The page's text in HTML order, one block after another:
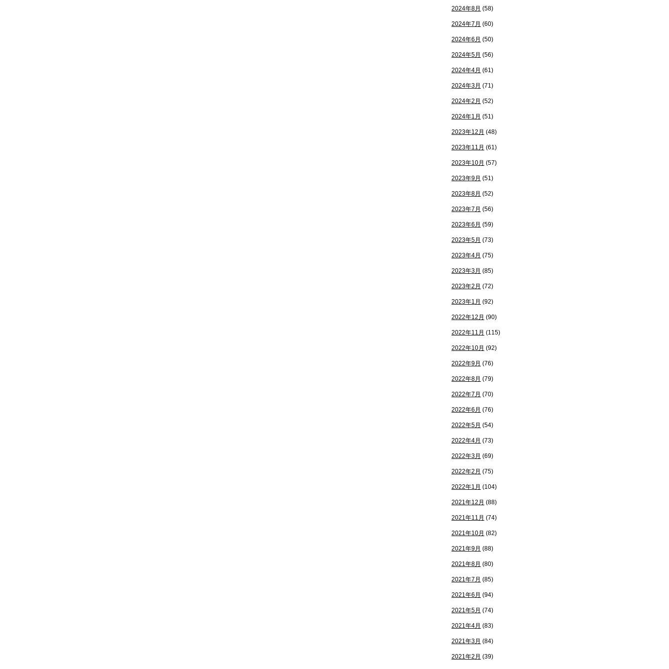
2024年8月 (58)
2024年7月 (60)
2024年6月 (50)
2024年5月 (56)
2024年4月 (61)
2024年3月 (71)
2024年2月 (52)
2024年1月 (51)
2023年12月 (48)
2023年11月 (61)
2023年10月 (57)
2023年9月 (51)
2023年8月 (52)
2023年7月 (56)
2023年6月 (59)
2023年5月 (73)
2023年4月 (75)
2023年3月 (85)
2023年2月 (72)
2023年1月 (92)
2022年12月 (90)
2022年11月 (115)
2022年10月 (92)
2022年9月 (76)
2022年8月 (79)
2022年7月 (70)
2022年6月 (76)
2022年5月 (54)
2022年4月 (73)
2022年3月 (69)
2022年2月 (75)
2022年1月 (104)
2021年12月 (88)
2021年11月 (74)
2021年10月 (82)
2021年9月 (88)
2021年8月 (80)
2021年7月 (85)
2021年6月 (94)
2021年5月 (74)
2021年4月 (83)
2021年3月 (84)
2021年2月 (39)